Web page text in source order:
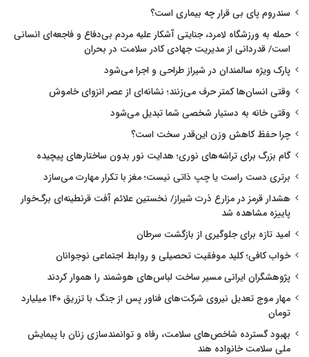
سندروم پای بی قرار چه بیماری است؟
حمله به ورزشگاه لامرد، جنایتی آشکار علیه مردم بی‌دفاع و فاجعه‌ای انسانی
است/ قدردانی از مدیریت جهادی کادر سلامت در بحران
پارک ویژه سالمندان در شیراز طراحی و اجرا می‌شود
وقتی انسان‌ها کمتر حرف می‌زنند؛ نشانه‌ای از عصر انزوای خاموش
وقتی خانه به دستیار شخصی شما تبدیل می‌شود
چرا حفظ کاهش وزن این‌قدر سخت است؟
گام بزرگ برای تراشه‌های نوری؛ هدایت نور بدون ساختارهای پیچیده
برتری دست راست یا چپ ذاتی نیست؛ مغز با تکرار مهارت می‌سازد
هشدار قرمز در مزارع ذرت شیراز/ نخستین علائم آفت قرنطینه‌ای برگ‌خوار
پاییزه مشاهده شد
امید تازه برای جلوگیری از بازگشت سرطان
خواب کافی؛ کلید موفقیت تحصیلی و روابط اجتماعی نوجوانان
پژوهشگران ایرانی مسیر ساخت لباس‌های هوشمند را هموار کردند
مهار موج تعدیل نیروی شرکت‌های فناور پس از جنگ با تزریق ۱۴۰ میلیارد
تومان
بهبود گسترده شاخص‌های سلامت، رفاه و توانمندسازی زنان با پیمایش
ملی سلامت خانواده هند